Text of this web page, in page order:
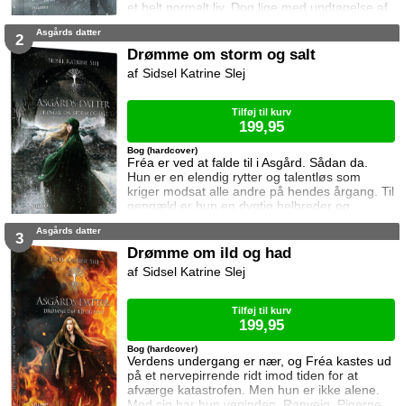
et helt normalt liv. Dog lige med undtagelse af
at hendes drømme har en ubehagelig tendens
indbrud i hjemmet, kæmper hendes mor imod
et mystisk væsen og afslører herefter en stor
familiehemmelighed. Hun og faren kommer fra
2 Asgårds datter
Drømme om storm og salt
Fréa er ved at falde til i Asgård. Sådan da.
Hun er en elendig rytter og talentløs som
kriger modsat alle andre på hendes årgang. Til
gengæld er hun en dygtig helbreder og
besidder desuden en helt særlig evne inden
sig i Asgård, og Fréa hjemsøges af drømme
om et mørkt, salt og stormfuldt hav som
sender hende ud på en farefuld rejse hvor det
Bog (hardcover)
Sidsel Katrine Slej
Tilføj til kurv
199,95
3 Asgårds datter
Drømme om ild og had
Verdens undergang er nær, og Fréa kastes ud
på et nervepirrende ridt imod tiden for at
afværge katastrofen. Men hun er ikke alene.
Bog (hardcover)
Sidsel Katrine Slej
Tilføj til kurv
199,95